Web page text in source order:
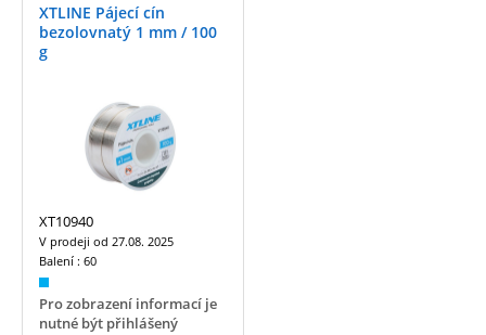
XTLINE Pájecí cín
bezolovnatý 1 mm / 100
g
XT10940
V prodeji od 27.08. 2025
Balení : 60
Pro zobrazení informací je
nutné být přihlášený